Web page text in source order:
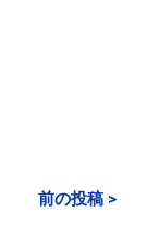
前の投稿 >